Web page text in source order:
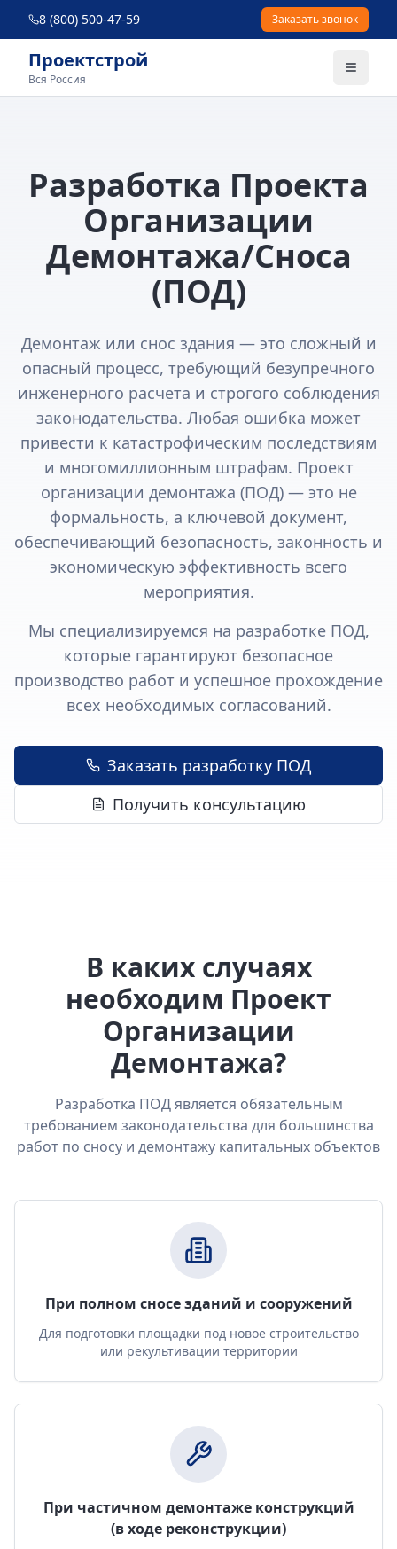
8 (800) 500-47-59 Заказать звонок
Проектстрой
Вся Россия
Разработка Проекта
Организации
Демонтажа/Сноса
(ПОД)
Демонтаж или снос здания — это сложный и
опасный процесс, требующий безупречного
инженерного расчета и строгого соблюдения
законодательства. Любая ошибка может
привести к катастрофическим последствиям
и многомиллионным штрафам. Проект
организации демонтажа (ПОД) — это не
формальность, а ключевой документ,
обеспечивающий безопасность, законность и
экономическую эффективность всего
мероприятия.
Мы специализируемся на разработке ПОД,
которые гарантируют безопасное
производство работ и успешное прохождение
всех необходимых согласований.
Заказать разработку ПОД
Получить консультацию
В каких случаях
необходим Проект
Организации
Демонтажа?
Разработка ПОД является обязательным
требованием законодательства для большинства
работ по сносу и демонтажу капитальных объектов
При полном сносе зданий и сооружений
Для подготовки площадки под новое строительство
или рекультивации территории
При частичном демонтаже конструкций
(в ходе реконструкции)